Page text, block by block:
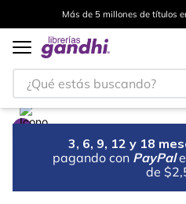
Más de 5 millones de títulos
¿Qué estás buscando?
3, 6, 9, 12 y 18
pagando con PayPal
de